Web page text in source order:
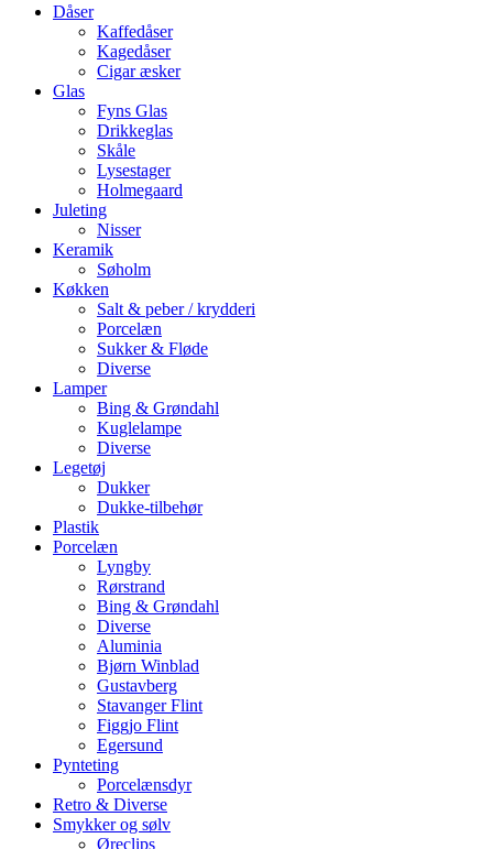
Dåser
Kaffedåser
Kagedåser
Cigar æsker
Glas
Fyns Glas
Drikkeglas
Skåle
Lysestager
Holmegaard
Juleting
Nisser
Keramik
Søholm
Køkken
Salt & peber / krydderi
Porcelæn
Sukker & Fløde
Diverse
Lamper
Bing & Grøndahl
Kuglelampe
Diverse
Legetøj
Dukker
Dukke-tilbehør
Plastik
Porcelæn
Lyngby
Rørstrand
Bing & Grøndahl
Diverse
Aluminia
Bjørn Winblad
Gustavberg
Stavanger Flint
Figgjo Flint
Egersund
Pynteting
Porcelænsdyr
Retro & Diverse
Smykker og sølv
Øreclips